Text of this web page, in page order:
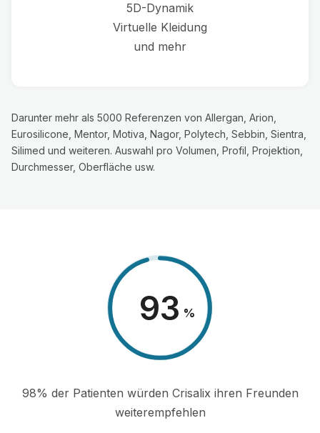
5D-Dynamik
Virtuelle Kleidung
und mehr
Darunter mehr als 5000 Referenzen von Allergan, Arion,
Eurosilicone, Mentor, Motiva, Nagor, Polytech, Sebbin, Sientra,
Silimed und weiteren. Auswahl pro Volumen, Profil, Projektion,
Durchmesser, Oberfläche usw.
98 %
98% der Patienten würden Crisalix ihren Freunden
weiterempfehlen